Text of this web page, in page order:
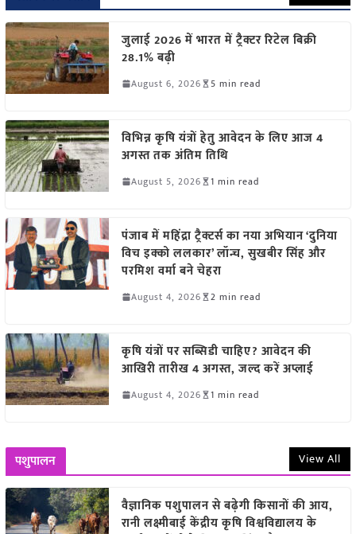
जुलाई 2026 में भारत में ट्रैक्टर रिटेल बिक्री
28.1% बढ़ी
August 6, 2026 5 min read
विभिन्न कृषि यंत्रों हेतु आवेदन के लिए आज 4
अगस्त तक अंतिम तिथि
August 5, 2026 1 min read
पंजाब में महिंद्रा ट्रैक्टर्स का नया अभियान ‘दुनिया
विच इक्को ललकार’ लॉन्च, सुखबीर सिंह और
परमिश वर्मा बने चेहरा
August 4, 2026 2 min read
कृषि यंत्रों पर सब्सिडी चाहिए? आवेदन की
आखिरी तारीख 4 अगस्त, जल्द करें अप्लाई
August 4, 2026 1 min read
पशुपालन View All
वैज्ञानिक पशुपालन से बढ़ेगी किसानों की आय,
रानी लक्ष्मीबाई केंद्रीय कृषि विश्वविद्यालय के